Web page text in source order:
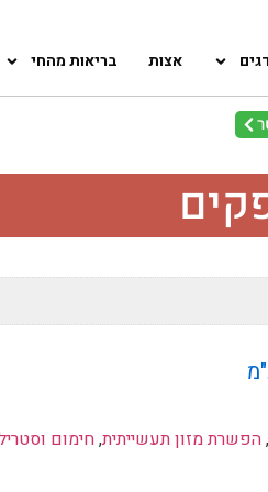
אצות בריאות מהחי
,הפשרת מזון תעשייתית,חימום